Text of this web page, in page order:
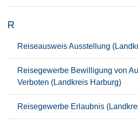
R
Reiseausweis Ausstellung
Reisegewerbe Bewilligung von
Verboten (Landkreis Harburg)
Reisegewerbe Erlaubnis